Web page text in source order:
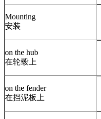
Mounting
安装
on the hub
在轮毂上
on the fender
在挡泥板上